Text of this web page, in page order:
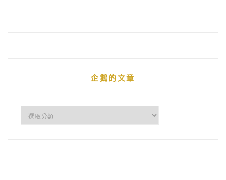
企鵝的文章